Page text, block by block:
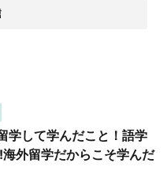
学して学んだこと！語学
外留学だからこそ学んだ